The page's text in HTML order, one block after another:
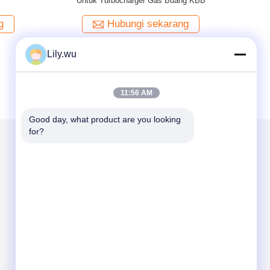
Hubungi sekarang
Lily.wu
11:56 AM
Good day, what product are you looking
for?